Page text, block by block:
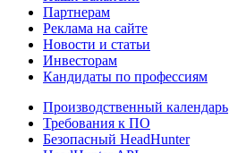
Партнерам
Реклама на сайте
Новости и статьи
Инвесторам
Кандидаты по профессиям
Производственный календарь
Требования к ПО
Безопасный HeadHunter